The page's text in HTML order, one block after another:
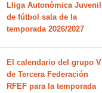
Lliga Autonòmica Juvenil
de fútbol sala de la
temporada 2026/2027
El calendario del grupo VI
de Tercera Federación
RFEF para la temporada